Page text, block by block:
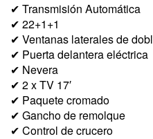
✔ Transmisión Automática
✔ 22+1+1
✔ Ventanas laterales de
✔ Puerta delantera eléctrica
✔ Nevera
✔ 2 x TV 17′
✔ Paquete cromado
✔ Gancho de remolque
✔ Control de crucero